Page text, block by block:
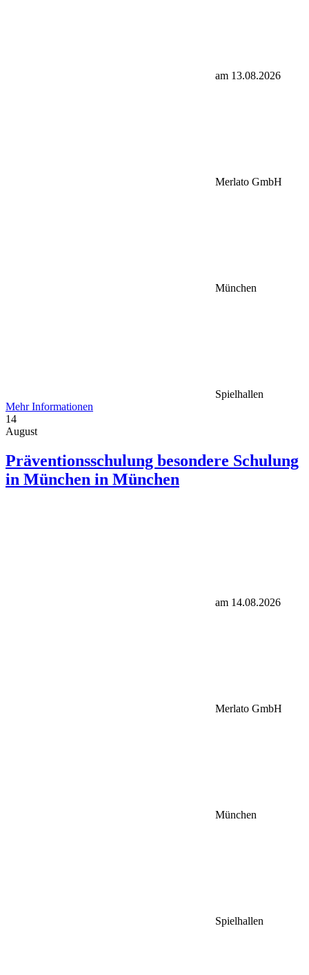
am 13.08.2026
Merlato GmbH
München
Spielhallen
Mehr Informationen
14
August
Präventionsschulung besondere Schulung
in München in München
am 14.08.2026
Merlato GmbH
München
Spielhallen